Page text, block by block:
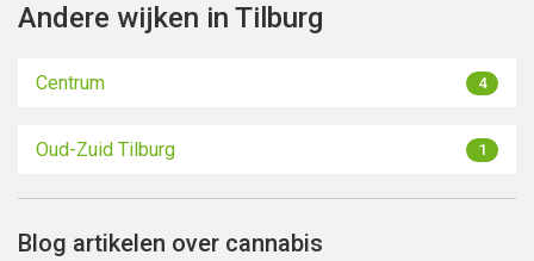
Andere wijken in Tilburg
Centrum 4
Oud-Zuid Tilburg 1
Blog artikelen over cannabis